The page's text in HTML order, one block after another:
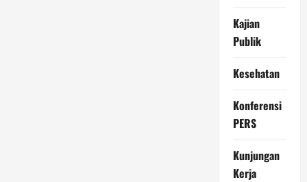
Kajian
Publik
Kesehatan
Konferensi
PERS
Kunjungan
Kerja